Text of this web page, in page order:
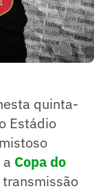
quinta-
Estádio
Copa do